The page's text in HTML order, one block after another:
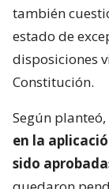
también
estado de
disposiciones
Constitución.
Según planteó,
en la
sido